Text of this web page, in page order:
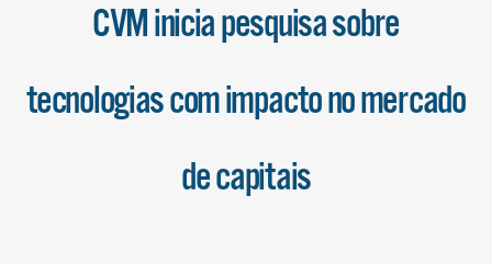
CVM inicia pesquisa sobre
tecnologias com impacto no mercado
de capitais